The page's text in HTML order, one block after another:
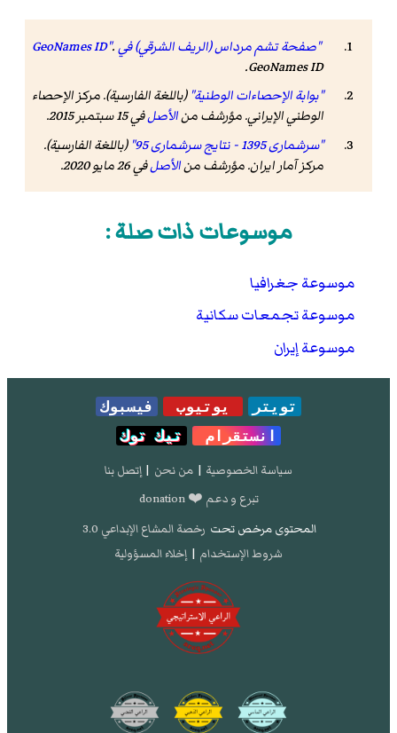
"صفحة تشم مرداس (الريف الشرقي) في GeoNames ID".
GeoNames ID
.
"بوابة الإحصاءات الوطنية" (باللغة الفارسية). مركز الإحصاء
الوطني الإيراني. مؤرشف منالأصلفي 15 سبتمبر 2015
.
"سرشماری 1395 - نتایج سرشماری 95"
(باللغة الفارسية).
مرکز آمار ایران. مؤرشف منالأصلفي 26 مايو 2020 .
موسوعات ذات صلة :
موسوعة جغرافيا
موسوعة تجمعات سكانية
موسوعة إيران
تويتر يوتيوب
فيسبوك
انستقرام
تيك توك
سياسة الخصوصية | من نحن | إتصل بنا
تبرع و دعم ❤️ donation
المحتوى مرخص تحت رخصة المشاع الإبداعي 3.0
شروط الإستخدام | إخلاء المسؤولية